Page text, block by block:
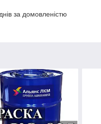
за домовленістю